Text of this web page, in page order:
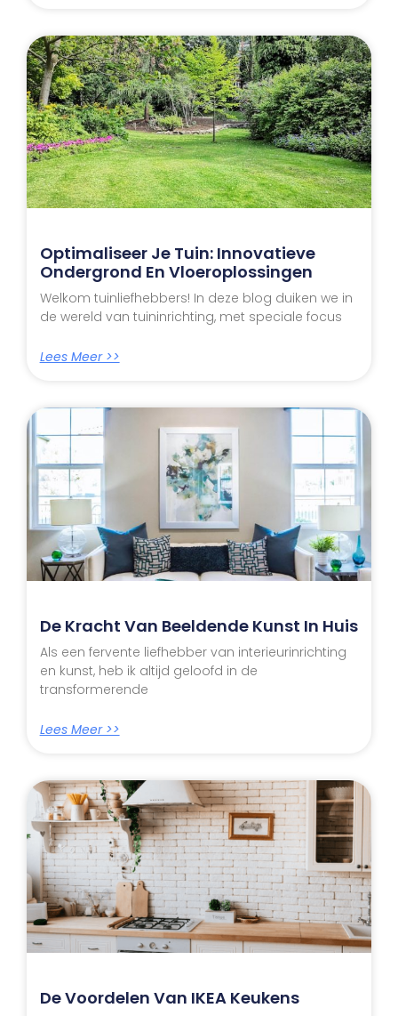
Optimaliseer Je Tuin: Innovatieve
Ondergrond En Vloeroplossingen
Welkom tuinliefhebbers! In deze blog duiken we in
de wereld van tuininrichting, met speciale focus
Lees Meer >>
De Kracht Van Beeldende Kunst In Huis
Als een fervente liefhebber van interieurinrichting
en kunst, heb ik altijd geloofd in de
transformerende
Lees Meer >>
De Voordelen Van IKEA Keukens